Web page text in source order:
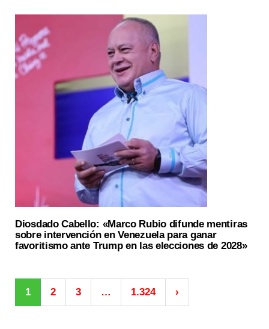
Diosdado Cabello: «Marco Rubio difunde mentiras
sobre intervención en Venezuela para ganar
favoritismo ante Trump en las elecciones de 2028»
1 2 3 … 1.324 ›